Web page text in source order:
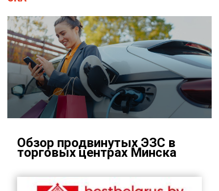
Об­зор про­дви­ну­тых ЭЗС в
тор­го­вых цен­трах Мин­ска